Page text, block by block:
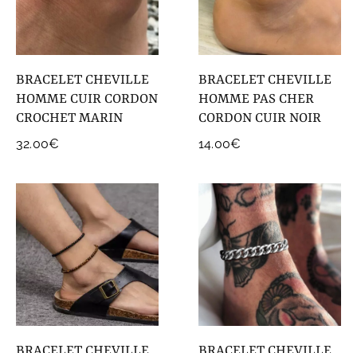
BRACELET CHEVILLE
HOMME CUIR CORDON
CROCHET MARIN
32.00€
BRACELET CHEVILLE
HOMME PAS CHER
CORDON CUIR NOIR
14.00€